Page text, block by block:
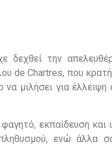
δεχθεί την
de Chartres, που
μιλήσει για
εκπαίδευση
ενώ άλλα